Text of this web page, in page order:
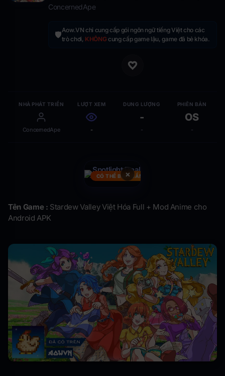
ConcernedApe
🛡️Aow.VN chỉ cung cấp gói ngôn ngữ tiếng Việt cho các
trò chơi, KHÔNGcung cấp game lậu, game đã bẻ khóa.
NHÀ PHÁT TRIỂN
ConcernedApe
LƯỢT XEM
-
DUNG LƯỢNG
-
-
PHIÊN BẢN
OS
-
×
CÓ THỂ BẠN CẦN
Tên Game : Stardew Valley Việt Hóa Full + Mod Anime cho
Android APK